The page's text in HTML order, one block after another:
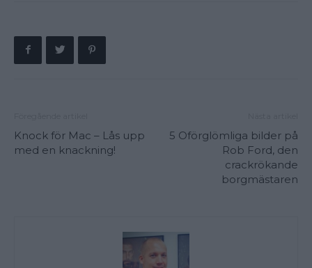
Knock för Mac – Lås upp
med en knackning!
5 Oförglömliga bilder på
Rob Ford, den
crackrökande
borgmästaren